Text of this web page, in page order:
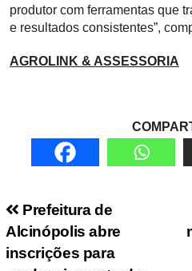
produtor com ferramentas que
e resultados consistentes”,
AGROLINK & ASSESSORIA
Navegação de
Prefeitura de
Alcinópolis abre
inscrições para